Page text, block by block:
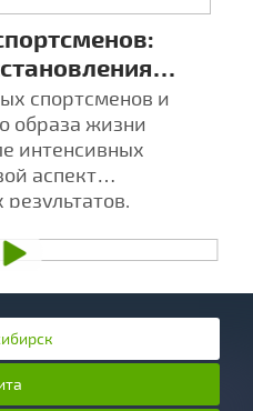
спортсменов и
образа жизни
интенсивных
аспект